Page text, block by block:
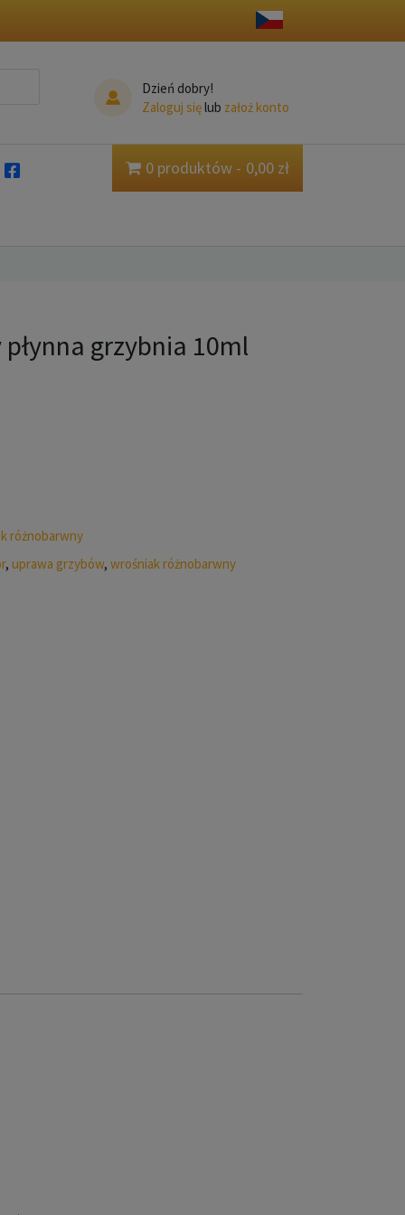
Dzień dobry!
Zaloguj sięlub założ konto
0 produktów 0,00 zł
grzybnia 10ml
różnobarwny
,uprawa grzybów,wrośniak różnobarwny